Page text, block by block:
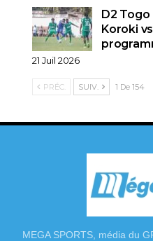
D2 Togo
Koroki
21 Juil 2026
PRÉC. SUIV. 1 De 154
MEGA SPORTS, média du